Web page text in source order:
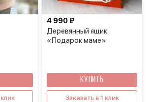
Деревянный ящик
«Подарок маме»
4 990 ₽
КУПИТЬ
Заказать в 1 клик